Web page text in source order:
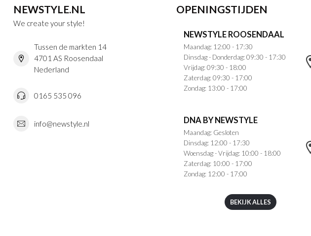
NEWSTYLE.NL
We create your style!
Tussen de markten 14
4701 AS Roosendaal
Nederland
0165 535 096
info@newstyle.nl
OPENINGSTIJDEN
NEWSTYLE ROOSENDAAL
Maandag: 12:00 - 17:30
Dinsdag - Donderdag: 09:30 - 17:30
Vrijdag: 09:30 - 18:00
Zaterdag: 09:30 - 17:00
Zondag: 13:00 - 17:00
DNA BY NEWSTYLE
Maandag: Gesloten
Dinsdag: 12:00 - 17:30
Woensdag - Vrijdag: 10:00 - 18:00
Zaterdag: 10:00 - 17:00
Zondag: 12:00 - 17:00
BEKIJK ALLES